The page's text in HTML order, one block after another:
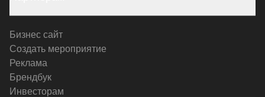
Бизнес сайт
Создать мероприятие
Реклама
Брендбук
Инвесторам